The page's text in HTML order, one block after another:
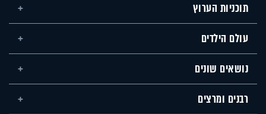
תוכניות הערוץ
עולם הילדים
נושאים שונים
רבנים ומרצים